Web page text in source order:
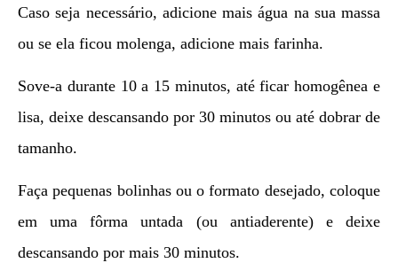
Caso seja necessário, adicione mais água na sua massa
ou se ela ficou molenga, adicione mais farinha.
Sove-a durante 10 a 15 minutos, até ficar homogênea e
lisa, deixe descansando por 30 minutos ou até dobrar de
tamanho.
Faça pequenas bolinhas ou o formato desejado, coloque
em uma fôrma untada (ou antiaderente) e deixe
descansando por mais 30 minutos.